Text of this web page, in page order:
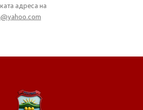
адреса на